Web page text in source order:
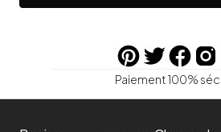
Paiement 100%